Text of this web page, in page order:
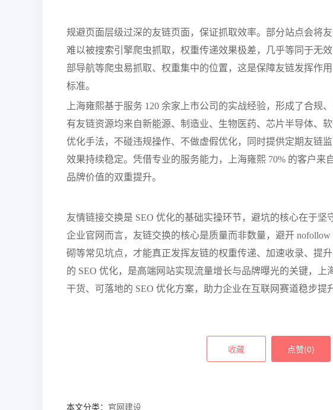
规避页面层级过深的友链页面，保证抓取效率。部分站点会将
难以被搜索引擎爬虫抓取，权重传递效果极差，几乎等同于无
部导航等爬虫易抓取、权重集中的位置，这是保障友链发挥作
标准。
上海雍熙基于服务 120 余家上市公司的实战经验，形成了合规
有友链资源均来自新能源、制造业、生物医药、芯片半导体、
优化手法，不碰违规操作、不做虚假优化，同时提供定期友链
效果持续稳定。凭借专业的服务能力，上海雍熙 70% 的客户来
品牌价值的双重提升。
友情链接交换是 SEO 优化的基础实操环节，避坑的核心在于
企业官网而言，友链交换的核心是质量而非数量，避开
砌等常见坑点，才能真正发挥友链的权重传递、加速收录、提
的 SEO 优化，是高端网站实现流量增长与品牌曝光的关键，
干货、可落地的 SEO 优化方案，助力企业在互联网赛道稳步提
收藏 点赞(0)
本文分类： 官网建设